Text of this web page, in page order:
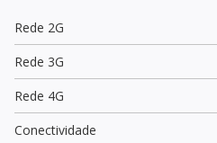
Rede 2G
Rede 3G
Rede 4G
Conectividade